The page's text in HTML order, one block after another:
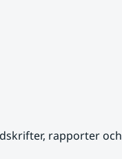
rapporter och